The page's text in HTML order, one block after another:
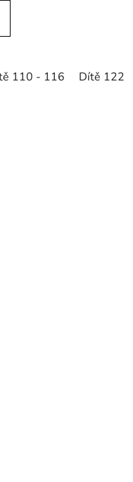
110 - 116 Dítě 122